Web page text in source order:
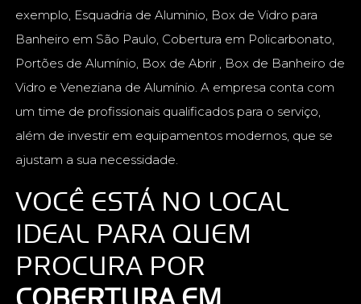
exemplo, Esquadria de Aluminio, Box de Vidro para
Banheiro em São Paulo, Cobertura em Policarbonato,
Portões de Alumínio, Box de Abrir , Box de Banheiro de
Vidro e Veneziana de Alumínio. A empresa conta com
um time de profissionais qualificados para o serviço,
além de investir em equipamentos modernos, que se
ajustam a sua necessidade.
VOCÊ ESTÁ NO LOCAL
IDEAL PARA QUEM
PROCURA POR